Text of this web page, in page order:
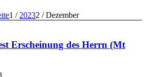
1 / 20232 / Dezember
Erscheinung des Herrn (Mt